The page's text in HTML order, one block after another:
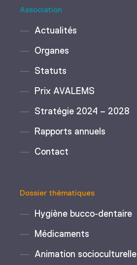
Association
Actualités
Organes
Statuts
Prix AVALEMS
Stratégie 2024 – 2028
Rapports annuels
Contact
Dossier thématiques
Hygiène bucco-dentaire
Médicaments
Animation socioculturelle